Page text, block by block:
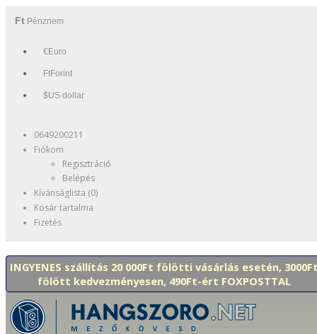
Ft Pénznem
€Euro
FtForint
$US dollar
0649200211
Fiókom
Regisztráció
Belépés
Kívánságlista (0)
Kosár tartalma
Fizetés
INGYENES szállítás 20 000Ft fölötti vásárlás esetén,
fölött kedvezményesen, 490Ft-ért FOXPOSTTAL